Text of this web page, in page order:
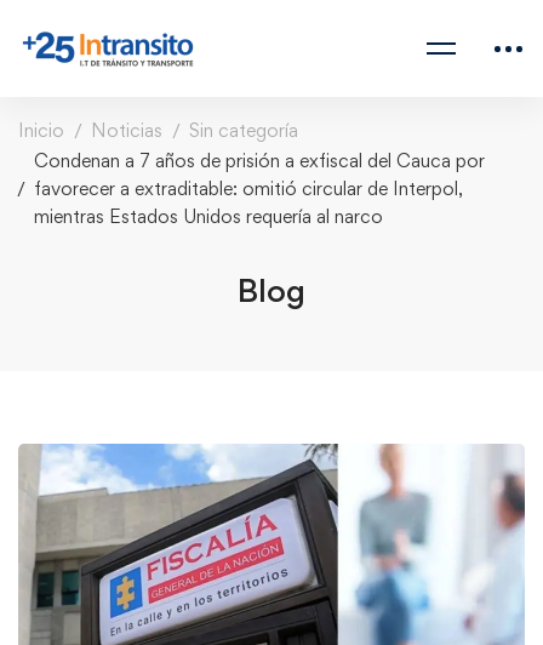
Inicio Noticias
Sin categoría
Condenan a 7 años de prisión a exfiscal del Cauca por
favorecer a extraditable: omitió circular de Interpol,
mientras Estados Unidos requería al narco
Blog